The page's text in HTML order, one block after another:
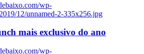
wp-
12/unnamed-2-335x256.jpg
mais exclusivo do ano
wp-